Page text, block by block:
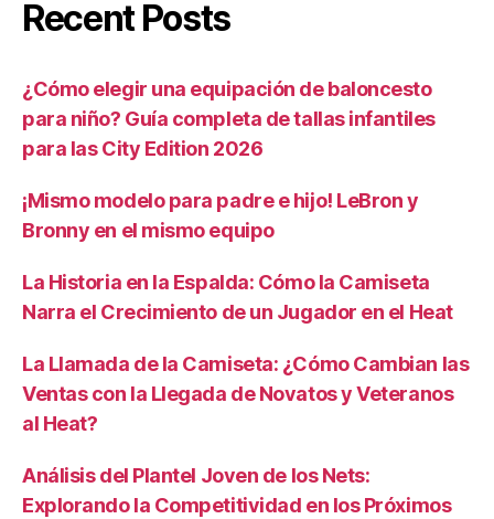
Recent Posts
¿Cómo elegir una equipación de baloncesto
para niño? Guía completa de tallas infantiles
para las City Edition 2026
¡Mismo modelo para padre e hijo! LeBron y
Bronny en el mismo equipo
La Historia en la Espalda: Cómo la Camiseta
Narra el Crecimiento de un Jugador en el Heat
La Llamada de la Camiseta: ¿Cómo Cambian las
Ventas con la Llegada de Novatos y Veteranos
al Heat?
Análisis del Plantel Joven de los Nets:
Explorando la Competitividad en los Próximos